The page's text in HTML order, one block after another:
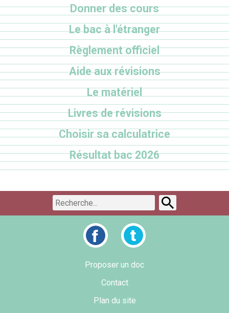
Donner des cours
Le bac à l'étranger
Règlement officiel
Aide aux révisions
Le matériel
Livres de révisions
Choisir sa calculatrice
Résultat bac 2026
Proposer un doc
Contact
Plan du site